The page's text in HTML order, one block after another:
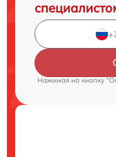
Нажимая на кнопку